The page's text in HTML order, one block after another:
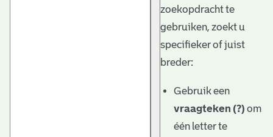
zoekopdracht te
gebruiken, zoekt u
specifieker of juist
breder:
Gebruik een
vraagteken (?) om
één letter te